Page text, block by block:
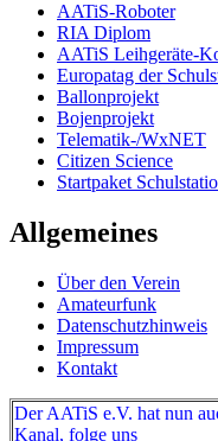
AATiS-Roboter
RIA Diplom
AATiS Leihgeräte-
Europatag der
Ballonprojekt
Bojenprojekt
Telematik-/WxNET
Citizen Science
Startpaket
Allgemeines
Über den Verein
Amateurfunk
Datenschutzhinweis
Impressum
Kontakt
Der AATiS e.V. hat nun
Kanal, folge uns